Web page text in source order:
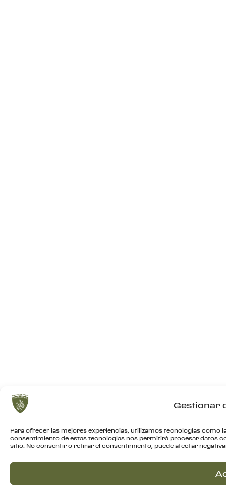
Gestionar
Para ofrecer las mejores experiencias, utilizamos tecnologías como
consentimiento de estas tecnologías nos permitirá procesar datos
sitio. No consentir o retirar el consentimiento, puede afectar